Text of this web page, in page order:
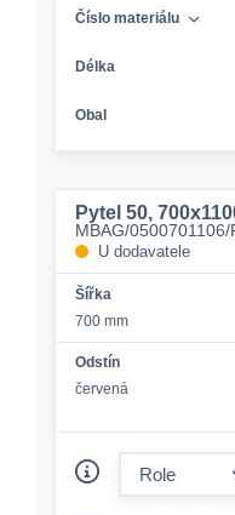
Číslo materiálu
Délka
Obal
Pytel 50,
MBAG/0500701106/
U dodavatele
Šířka
700 mm
Odstín
červená